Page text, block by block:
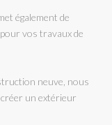
également de
vos travaux de
neuve, nous
un extérieur